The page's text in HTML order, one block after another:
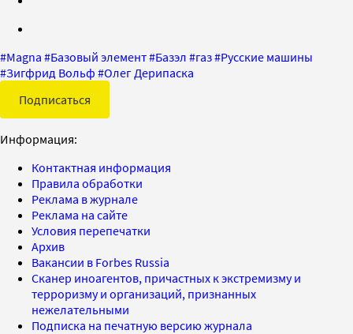
#Magna #Базовый элемент#Базэл #газ#Русские машины
#Зигфрид Вольф #Олег Дерипаска
Подписаться
Информация:
Контактная информация
Правила обработки
Реклама в журнале
Реклама на сайте
Условия перепечатки
Архив
Вакансии в Forbes Russia
Сканер иноагентов, причастных к экстремизму и
терроризму и организаций, признанных
нежелательными
Подписка на печатную версию журнала